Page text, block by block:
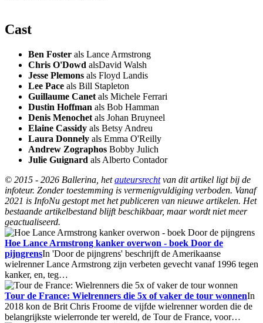
Cast
Ben Foster als Lance Armstrong
Chris O'Dowd alsDavid Walsh
Jesse Plemons als Floyd Landis
Lee Pace als Bill Stapleton
Guillaume Canet als Michele Ferrari
Dustin Hoffman als Bob Hamman
Denis Menochet als Johan Bruyneel
Elaine Cassidy als Betsy Andreu
Laura Donnely als Emma O'Reilly
Andrew Zographos Bobby Julich
Julie Guignard als Alberto Contador
© 2015 - 2026 Ballerina, hetauteursrechtvan dit artikel ligt bij de
infoteur. Zonder toestemming is vermenigvuldiging verboden. Vanaf
2021 is InfoNu gestopt met het publiceren van nieuwe artikelen. Het
bestaande artikelbestand blijft beschikbaar, maar wordt niet meer
geactualiseerd.
Hoe Lance Armstrong kanker overwon - boek Door de
pijngrensIn 'Door de pijngrens' beschrijft de Amerikaanse
wielrenner Lance Armstrong zijn verbeten gevecht vanaf 1996 tegen
kanker, en, teg…
Tour de France: Wielrenners die 5x of vaker de tour wonnenIn
2018 kon de Brit Chris Froome de vijfde wielrenner worden die de
belangrijkste wielerronde ter wereld, de Tour de France, voor…